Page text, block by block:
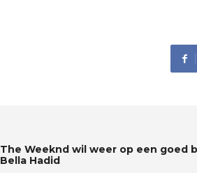
The Weeknd wil weer op een goed
Bella Hadid